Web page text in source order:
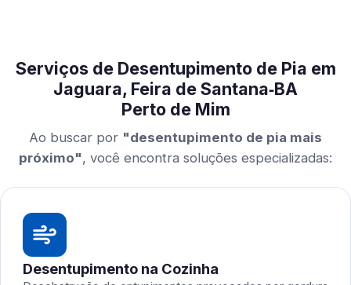
Serviços de Desentupimento de Pia em
Jaguara, Feira de Santana‑BA
Perto de Mim
Ao buscar por "desentupimento de pia mais
próximo", você encontra soluções especializadas:
Desentupimento na Cozinha